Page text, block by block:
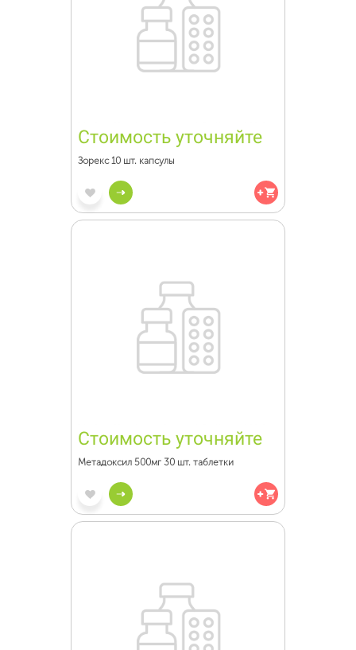
Стоимость уточняйте
Зорекс 10 шт. капсулы
Стоимость уточняйте
Метадоксил 500мг 30 шт. таблетки